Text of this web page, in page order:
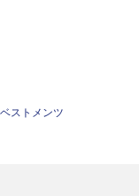
ストメンツ